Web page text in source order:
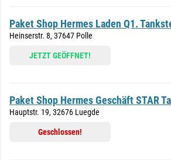
Paket Shop Hermes Laden Q1.
Heinserstr. 8, 37647 Polle
JETZT GEÖFFNET!
Paket Shop Hermes Geschäft STAR
Hauptstr. 19, 32676 Luegde
Geschlossen!